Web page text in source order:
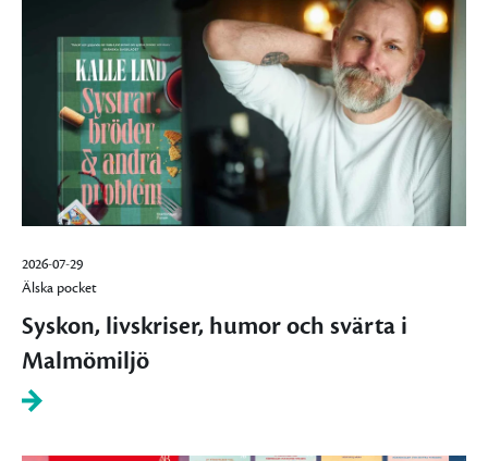
2026-07-29
Älska pocket
Syskon, livskriser, humor och svärta i
Malmömiljö